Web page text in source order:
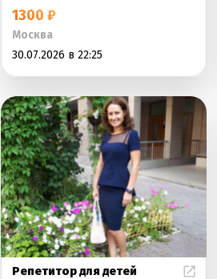
1300 ₽
Москва
30.07.2026 в 22:25
Репетитор для детей